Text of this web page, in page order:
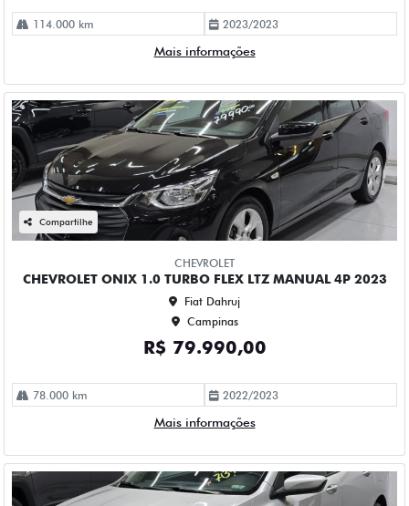
Compartilhe
CHEVROLET
CHEVROLET ONIX 1.0 TURBO FLEX PLUS LTZ AUTOMATICO
4P 2020
Fiat Dahruj
Campinas
R$ 73.990,00
2019/2020
Mais informações